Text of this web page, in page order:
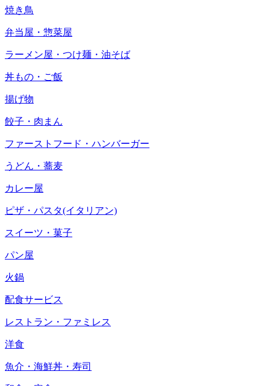
焼き鳥
弁当屋・惣菜屋
ラーメン屋・つけ麺・油そば
丼もの・ご飯
揚げ物
餃子・肉まん
ファーストフード・ハンバーガー
うどん・蕎麦
カレー屋
ピザ・パスタ(イタリアン)
スイーツ・菓子
パン屋
火鍋
配食サービス
レストラン・ファミレス
洋食
魚介・海鮮丼・寿司